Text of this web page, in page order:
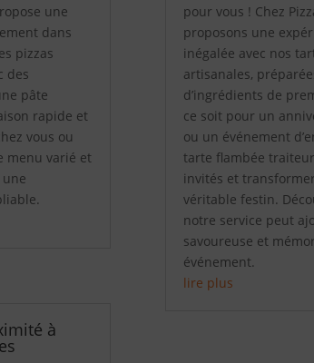
une
dans
pizzas
des
pâte
rapide et
vous ou
menu varié et
à
pour vous ! Chez
proposons une
inégalée avec nos
artisanales,
d’ingrédients de
ce soit pour un
ou un événement
tarte flambée
invités et
véritable festin.
notre service peut
savoureuse et
événement.
lire plus